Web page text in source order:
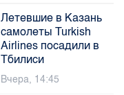
Летевшие в Казань
самолеты Turkish
Airlines посадили в
Тбилиси
Вчера, 14:45